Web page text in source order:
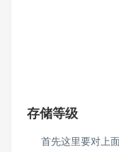
存储等级
首先这里要对上面